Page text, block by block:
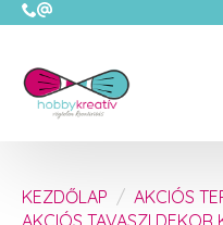
KEZDŐLAP
AKCIÓS
AKCIÓS TAVASZI DEKOR